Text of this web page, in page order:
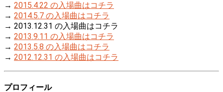
→ 2015.4.22 の入場曲はコチラ
→ 2014.5.7 の入場曲はコチラ
→ 2013.12.31 の入場曲はコチラ
→ 2013.9.11 の入場曲はコチラ
→ 2013.5.8 の入場曲はコチラ
→ 2012.12.31 の入場曲はコチラ
プロフィール